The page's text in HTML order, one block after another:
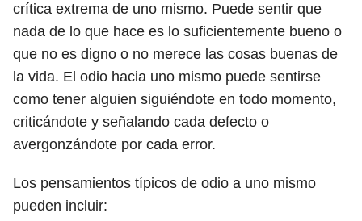
crítica extrema de uno mismo. Puede sentir que
nada de lo que hace es lo suficientemente bueno o
que no es digno o no merece las cosas buenas de
la vida. El odio hacia uno mismo puede sentirse
como tener alguien siguiéndote en todo momento,
criticándote y señalando cada defecto o
avergonzándote por cada error.
Los pensamientos típicos de odio a uno mismo
pueden incluir: